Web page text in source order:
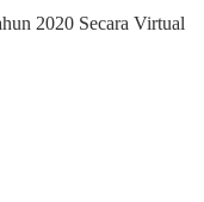
2020 Secara Virtual